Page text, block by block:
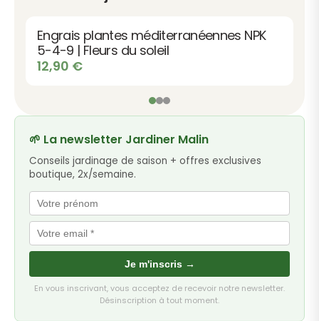
Engrais plantes méditerranéennes NPK
5-4-9 | Fleurs du soleil
12,90 €
🌱 La newsletter Jardiner Malin
Conseils jardinage de saison + offres exclusives
boutique, 2x/semaine.
Je m'inscris →
En vous inscrivant, vous acceptez de recevoir notre newsletter.
Désinscription à tout moment.